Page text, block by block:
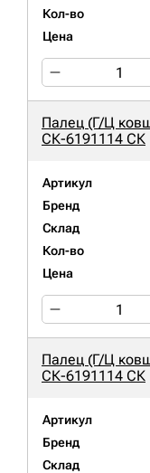
Кол-во
Цена
Палец (Г/Ц
СК-6191114 СК
Артикул
Бренд
Склад
Кол-во
Цена
Палец (Г/Ц
СК-6191114 СК
Артикул
Бренд
Склад